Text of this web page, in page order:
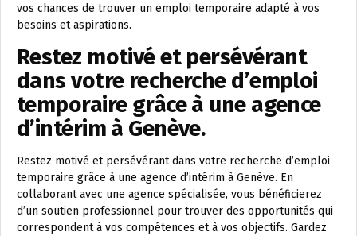
vos chances de trouver un emploi temporaire adapté à vos
besoins et aspirations.
Restez motivé et persévérant
dans votre recherche d’emploi
temporaire grâce à une agence
d’intérim à Genève.
Restez motivé et persévérant dans votre recherche d’emploi
temporaire grâce à une agence d’intérim à Genève. En
collaborant avec une agence spécialisée, vous bénéficierez
d’un soutien professionnel pour trouver des opportunités qui
correspondent à vos compétences et à vos objectifs. Gardez